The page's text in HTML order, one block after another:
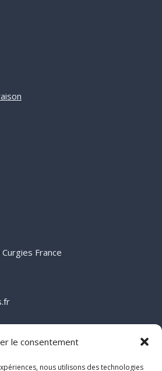
le consentement
nous utilisons des technologies
France